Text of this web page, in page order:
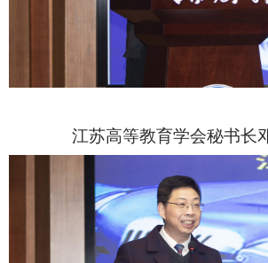
江苏高等教育学会秘书长